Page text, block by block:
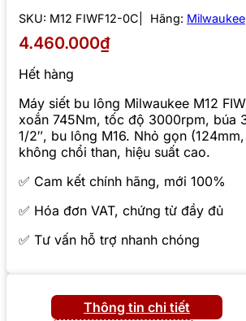
SKU: M12 FIWF12-0C Hãng: Milwaukee
4.460.000₫
Hết hàng
Máy siết bu lông Milwaukee M12
xoắn 745Nm, tốc độ 3000rpm, búa
1/2″, bu lông M16. Nhỏ gọn
không chổi than, hiệu suất cao.
✅ Cam kết chính hãng, mới 100%
✅ Hóa đơn VAT, chứng từ đầy đủ
✅ Tư vấn hỗ trợ nhanh chóng
Thông tin chi tiết